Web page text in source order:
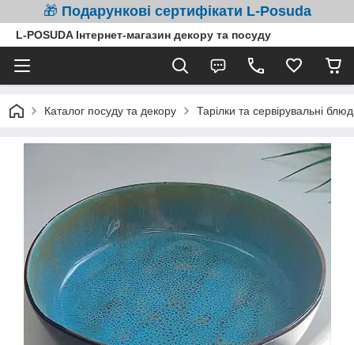
🎁 Подарункові сертифікати L-Posuda
L-POSUDA Інтернет-магазин декору та посуду
Каталог посуду та декору Тарілки та сервірувальні